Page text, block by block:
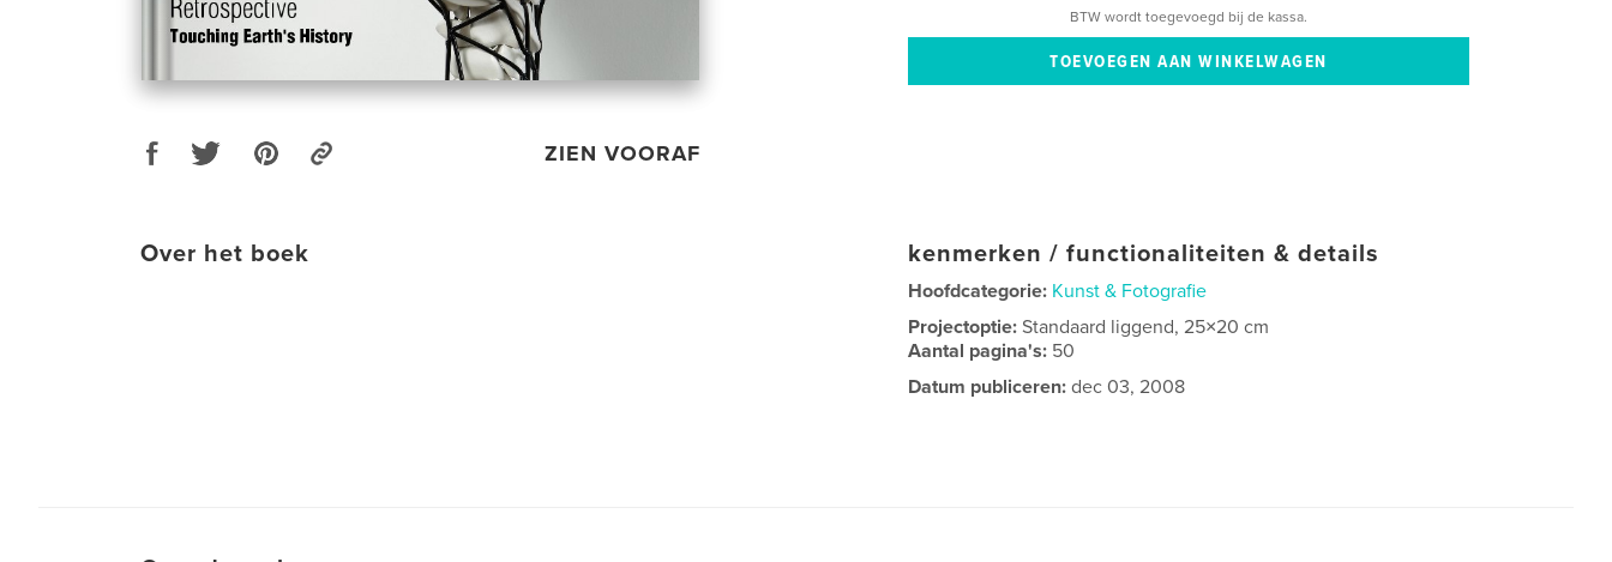
ZIEN VOORAF
BTW wordt toegevoegd bij de kassa.
Over het boek kenmerken / functionaliteiten & details
Hoofdcategorie: Kunst & Fotografie
Projectoptie:Standaard liggend, 25×20 cm
Aantal pagina's: 50
Datum publiceren: dec 03, 2008